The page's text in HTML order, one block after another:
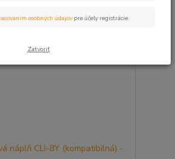
Zobrazujem 1-5 z 5
osobných údajov pre účely registrácie.
Zatvoriť